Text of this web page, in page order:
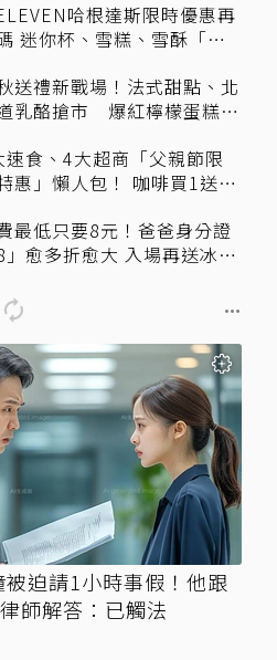
哈根達斯限時優惠再
迷你杯、雪糕、雪酥「買
送禮新戰場！法式甜點、北
乳酪搶市 爆紅檸檬蛋糕熱
速食、4大超商「父親節限
惠」懶人包！ 咖啡買1送
最低只要8元！爸爸身分證
8」愈多折愈大 入場再送冰涼
迫請1小時事假！他跟
師解答：已觸法